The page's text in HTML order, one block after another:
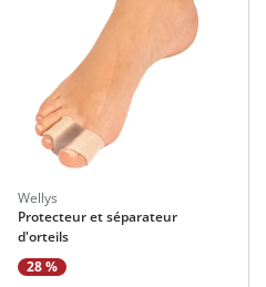
Wellys
Protecteur et séparateur
d'orteils
28 %